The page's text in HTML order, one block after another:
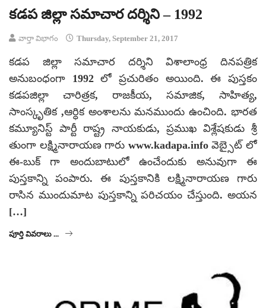
కడప జిల్లా సమాచార దర్శిని – 1992
వార్తా విభాగం Thursday, September 21, 2017
కడప జిల్లా సమాచార దర్శిని విశాలాంధ్ర దినపత్రిక
అనుబంధంగా 1992 లో ప్రచురితం అయింది. ఈ పుస్తకం
కడపజిల్లా చారిత్రక, రాజకీయ, సమాజిక, సాహిత్య,
సాంస్కృతిక ,ఆర్ధిక అంశాలను మనముందు ఉంచింది. భారత
కమ్యూనిస్ట్ పార్టీ రాష్ట్ర నాయకుడు, ప్రముఖ విశ్లేషకుడు శ్రీ
తుంగా లక్ష్మినారాయణ గారు www.kadapa.info వెబ్సైట్ లో
ఈ-బుక్ గా అందుబాటులో ఉంచేందుకు అనువుగా ఈ
పుస్తకాన్ని పంపారు. ఈ పుస్తకానికి లక్ష్మినారాయణ గారు
రాసిన ముందుమాట పుస్తకాన్ని పరిచయం చేస్తుంది. అయన
[…]
పూర్తి వివరాలు ...